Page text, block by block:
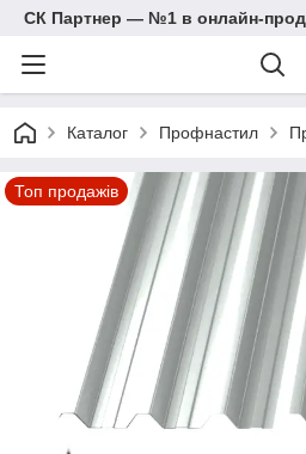
СК Партнер — №1 в онлайн-
Каталог Профнастил
Топ продажів